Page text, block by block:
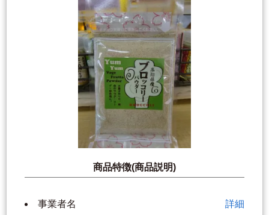
商品特徴(商品説明)
事業者名 詳細